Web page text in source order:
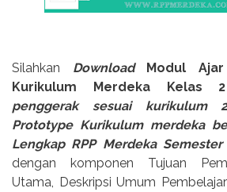
Silahkan Download Modul
Kurikulum Merdeka Kelas
penggerak sesuai kurikulum
Prototype Kurikulum merdeka
Lengkap RPP Merdeka
dengan komponen Tujuan
Utama, Deskripsi Umum